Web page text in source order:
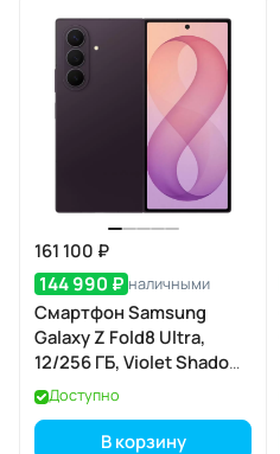
161 100 ₽
144 990 ₽ наличными
Смартфон Samsung
Galaxy Z Fold8 Ultra,
12/256 ГБ, Violet Shadow
(фиолетовая тень)
Доступно
В корзину